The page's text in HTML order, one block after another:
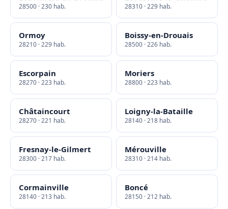
28500 · 230 hab. 28310 · 229 hab.
Ormoy
28210 · 229 hab.
Boissy-en-Drouais
28500 · 226 hab.
Escorpain
28270 · 223 hab.
Moriers
28800 · 223 hab.
Châtaincourt
28270 · 221 hab.
Loigny-la-Bataille
28140 · 218 hab.
Fresnay-le-Gilmert
28300 · 217 hab.
Mérouville
28310 · 214 hab.
Cormainville
28140 · 213 hab.
Boncé
28150 · 212 hab.